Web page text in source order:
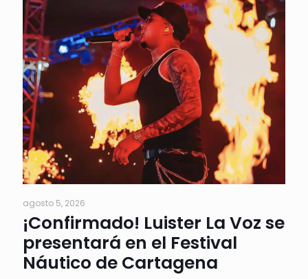
agosto 5, 2026
¡Confirmado! Luister La Voz se
presentará en el Festival
Náutico de Cartagena